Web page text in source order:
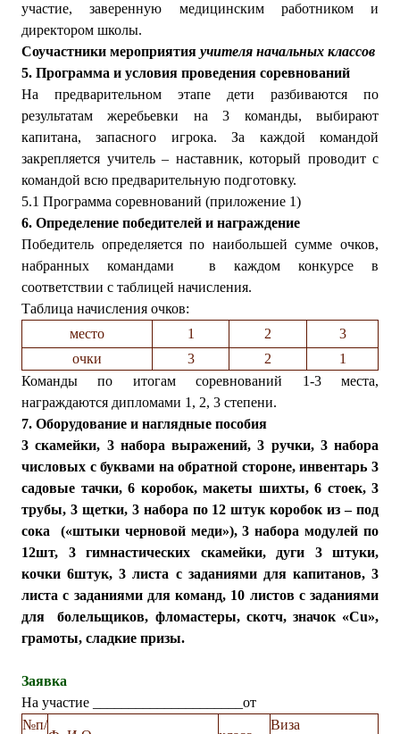
участие, заверенную медицинским работником и
директором школы.
Соучастники мероприятия учителя начальных классов
5. Программа и условия проведения соревнований
На предварительном этапе дети разбиваются по
результатам жеребьевки на 3 команды, выбирают
капитана, запасного игрока. За каждой командой
закрепляется учитель – наставник, который проводит с
командой всю предварительную подготовку.
5.1 Программа соревнований (приложение 1)
6. Определение победителей и награждение
Победитель определяется по наибольшей сумме очков,
набранных командами в каждом конкурсе в
соответствии с таблицей начисления.
Таблица начисления очков:
место
1 2
3
очки
3 2
1
Команды по итогам соревнований 1-3 места,
награждаются дипломами 1, 2, 3 степени.
7. Оборудование и наглядные пособия
3 скамейки, 3 набора выражений, 3 ручки, 3 набора
числовых с буквами на обратной стороне, инвентарь 3
садовые тачки, 6 коробок, макеты шихты, 6 стоек, 3
трубы, 3 щетки, 3 набора по 12 штук коробок из – под
сока («штыки черновой меди»), 3 набора модулей по
12шт, 3 гимнастических скамейки, дуги 3 штуки,
кочки 6штук, 3 листа с заданиями для капитанов, 3
листа с заданиями для команд, 10 листов с заданиями
для болельщиков, фломастеры, скотч, значок «Cu»,
грамоты, сладкие призы.
Заявка
На участие _____________________от
№п/
Виза